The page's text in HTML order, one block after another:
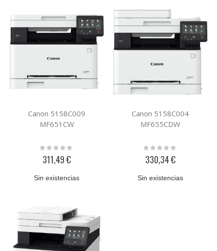
Canon 5158C009
MF651CW
Rating:
311,49 €
Sin existencias
Canon 5158C004
MF655CDW
Rating:
330,34 €
Sin existencias